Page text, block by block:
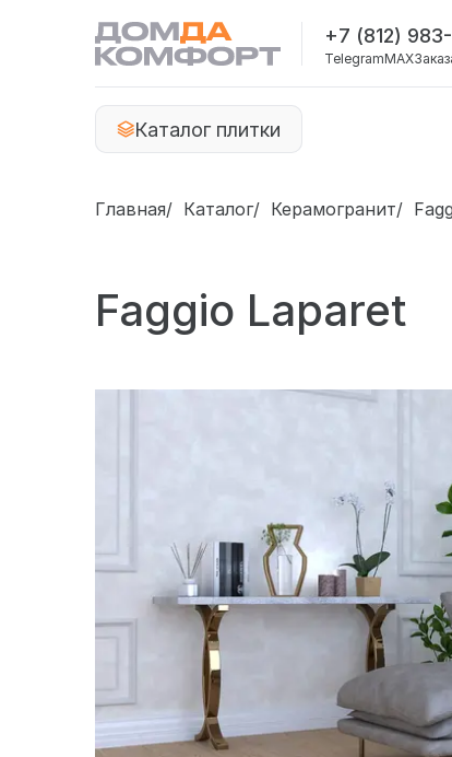
+7 (812)
TelegramMAX
Каталог плитки
Главная Каталог Керамогранит
Faggio Laparet